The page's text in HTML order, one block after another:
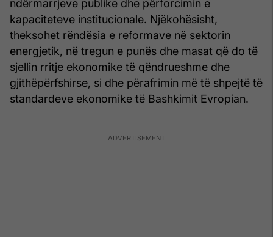
ndërmarrjeve publike dhe përforcimin e
kapaciteteve institucionale. Njëkohësisht,
theksohet rëndësia e reformave në sektorin
energjetik, në tregun e punës dhe masat që do të
sjellin rritje ekonomike të qëndrueshme dhe
gjithëpërfshirse, si dhe përafrimin më të shpejtë të
standardeve ekonomike të Bashkimit Evropian.